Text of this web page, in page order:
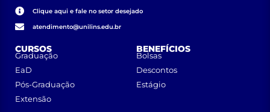
Clique aqui e fale no setor desejado
atendimento@unilins.edu.br
CURSOS
Graduação
EaD
Pós-Graduação
Extensão
BENEFÍCIOS
Bolsas
Descontos
Estágio